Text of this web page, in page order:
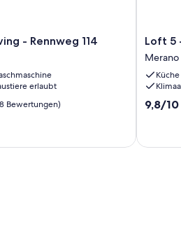
Living - Rennweg 114
erlaubt
Bewertungen)
Loft
5
-
Belami
Living
-
Loft 5
Merano
Küche
9.8
9,8/10